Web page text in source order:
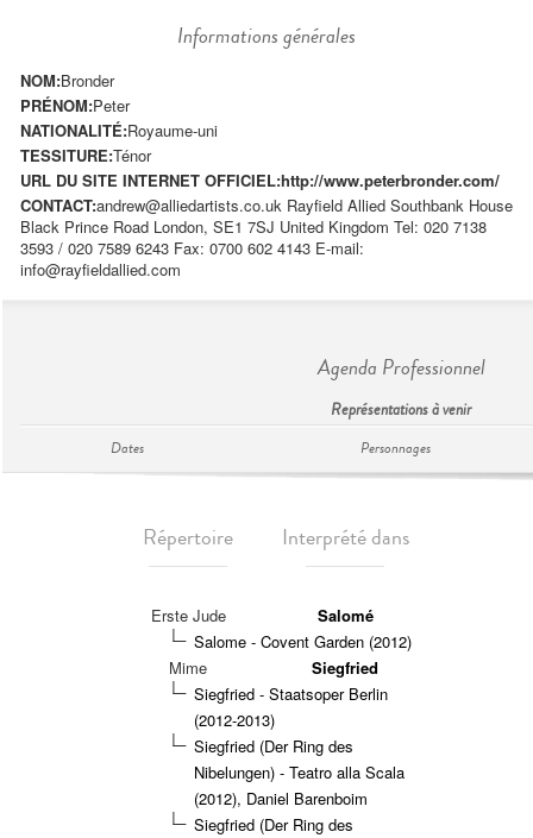
Informations générales
NOM:Bronder
PRÉNOM:Peter
NATIONALITÉ:Royaume-uni
TESSITURE:Ténor
URL DU SITE INTERNET OFFICIEL:http://www.peterbronder.com/
CONTACT:andrew@alliedartists.co.uk Rayfield Allied Southbank House
Black Prince Road London, SE1 7SJ United Kingdom Tel: 020 7138
3593 / 020 7589 6243 Fax: 0700 602 4143 E-mail:
info@rayfieldallied.com
Agenda Professionnel
Représentations à venir
Dates Personnages
Répertoire Interprété dans
Erste Jude
Salomé
Salome - Covent Garden (2012)
Mime
Siegfried
Siegfried - Staatsoper Berlin
(2012-2013)
Siegfried (Der Ring des
Nibelungen) - Teatro alla Scala
(2012), Daniel Barenboim
Siegfried (Der Ring des